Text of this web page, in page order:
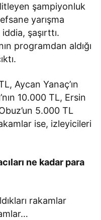
şampiyonluk
yarışma
şaşırttı.
programdan aldığı
Aycan Yanaç’ın
10.000 TL, Ersin
5.000 TL
ise, izleyicileri
ne kadar para
rakamlar